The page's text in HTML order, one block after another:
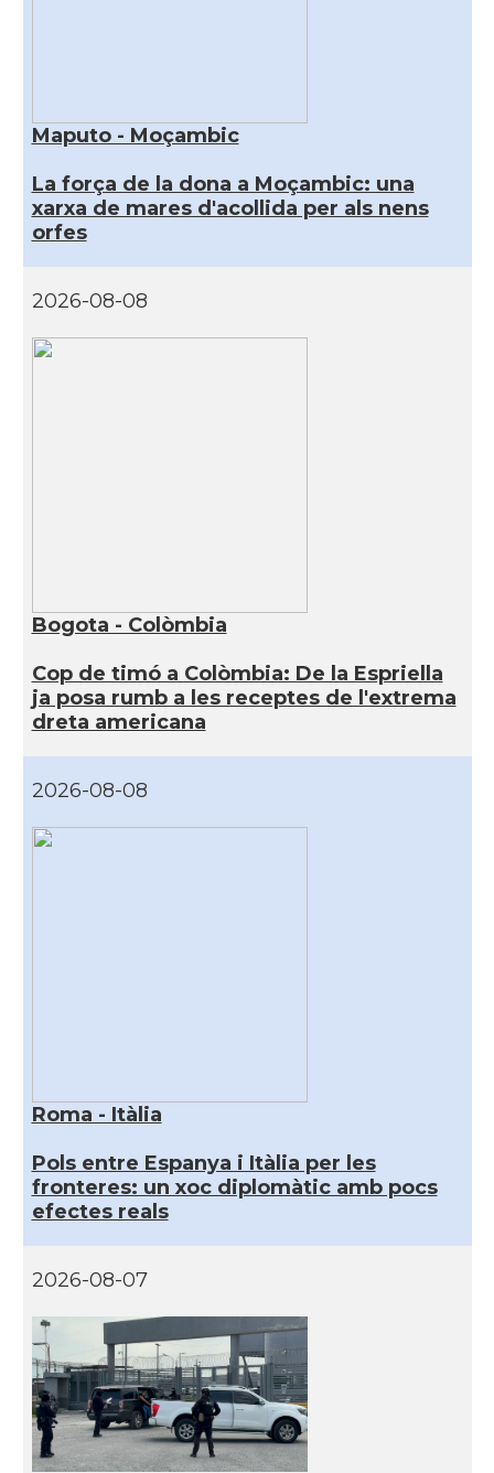
Maputo - Moçambic
La força de la dona a Moçambic: una
xarxa de mares d'acollida per als nens
orfes
2026-08-08
Bogota - Colòmbia
Cop de timó a Colòmbia: De la Espriella
ja posa rumb a les receptes de l'extrema
dreta americana
2026-08-08
Roma - Itàlia
Pols entre Espanya i Itàlia per les
fronteres: un xoc diplomàtic amb pocs
efectes reals
2026-08-07